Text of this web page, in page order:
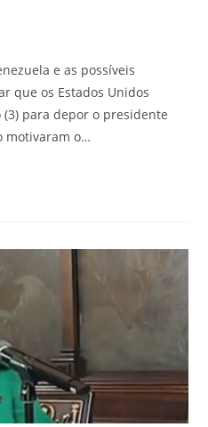
e as possíveis
que os Estados Unidos
para depor o presidente
motivaram o…